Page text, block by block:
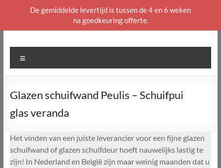
naar
Glazen schuifwand Peulis – Schuifpui
glas veranda
Het vinden van een juiste leverancier voor een fijne glazen
schuifwand of glazen schuifdeur hoeft nauwelijks lastig te
zijn! In Nederland en België zijn maar weinig maanden dat u
De gemiddelde levertijd is tussen de 4 en 6 weken
na goedkeuring offerte.